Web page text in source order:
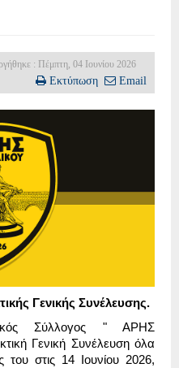
: Πέμπτη, 04 Ιουνίου 2026
Εκτύπωση Email
Γενικής Συνέλευσης.
Σύλλογος " ΑΡΗΣ
Γενική Συνέλευση όλα
στις 14 Ιουνίου 2026,